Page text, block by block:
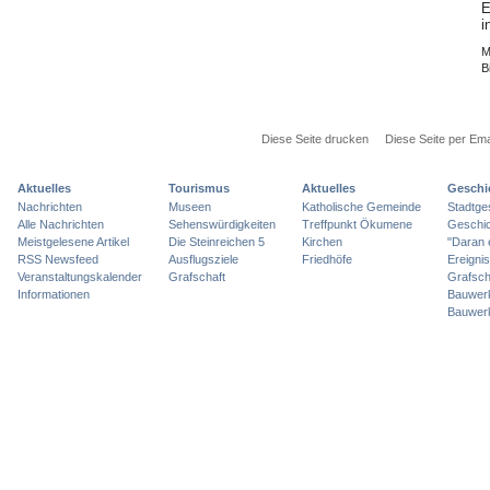
Diese Seite drucken Diese Seite per
Aktuelles
Nachrichten
Alle Nachrichten
Meistgelesene Artikel
RSS Newsfeed
Veranstaltungskalender
Informationen
Tourismus
Museen
Sehenswürdigkeiten
Die Steinreichen 5
Ausflugsziele
Grafschaft
Aktuelles
Katholische Gemeinde
Treffpunkt Ökumene
Kirchen
Friedhöfe
"Daran